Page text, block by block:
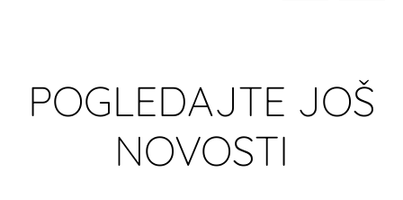
POGLEDAJTE JOŠ
NOVOSTI